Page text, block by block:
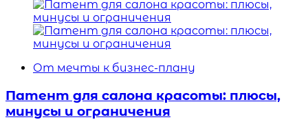
От мечты к бизнес-плану
Патент для салона красоты: плюсы,
минусы и ограничения